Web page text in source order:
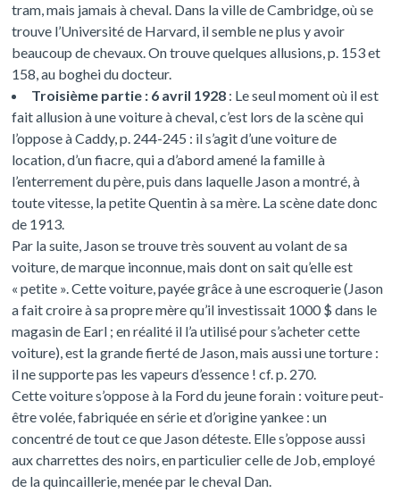
tram, mais jamais à cheval. Dans la ville de Cambridge, où se
trouve l’Université de Harvard, il semble ne plus y avoir
beaucoup de chevaux. On trouve quelques allusions, p. 153 et
158, au boghei du docteur.
Troisième partie : 6 avril 1928 : Le seul moment où il est
fait allusion à une voiture à cheval, c’est lors de la scène qui
l’oppose à Caddy, p. 244-245 : il s’agit d’une voiture de
location, d’un fiacre, qui a d’abord amené la famille à
l’enterrement du père, puis dans laquelle Jason a montré, à
toute vitesse, la petite Quentin à sa mère. La scène date donc
de 1913.
Par la suite, Jason se trouve très souvent au volant de sa
voiture, de marque inconnue, mais dont on sait qu’elle est
« petite ». Cette voiture, payée grâce à une escroquerie (Jason
a fait croire à sa propre mère qu’il investissait 1000 $ dans le
magasin de Earl ; en réalité il l’a utilisé pour s’acheter cette
voiture), est la grande fierté de Jason, mais aussi une torture :
il ne supporte pas les vapeurs d’essence ! cf. p. 270.
Cette voiture s’oppose à la Ford du jeune forain : voiture peut-
être volée, fabriquée en série et d’origine yankee : un
concentré de tout ce que Jason déteste. Elle s’oppose aussi
aux charrettes des noirs, en particulier celle de Job, employé
de la quincaillerie, menée par le cheval Dan.